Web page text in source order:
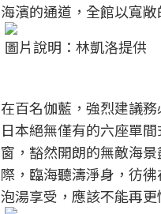
海濱的通道，全館以寬
圖片說明：林凱洛提供
在百名伽藍，強烈建議
日本絕無僅有的六座單
窗，豁然開朗的無敵海
際，臨海聽濤淨身，彷
泡湯享受，應該不能再更